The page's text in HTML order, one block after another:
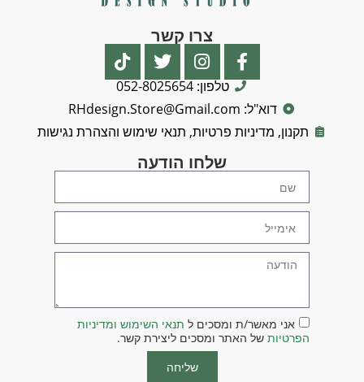
צרו קשר
טלפון: 052-8025654
דוא"ל: RHdesign.Store@Gmail.com
תקנון, מדיניות פרטיות, תנאי שימוש והצהרת נגישות
שלחו הודעה
אני מאשר/ת ומסכים ל תנאי השימוש ומדיניות
הפרטיות של האתר ומסכים ליצירת קשר.
שליחה